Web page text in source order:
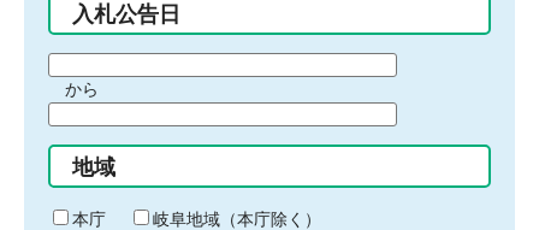
入札公告日
間
始
り
から
間
終
わ
地域
本庁
岐阜地域（本庁除く）